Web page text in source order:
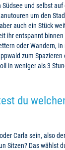
und selbst auf
um den
auch ein Stück
ihr entspannt binnen
oder Wandern,
zum
in weniger als 3
du
Carla sein, also
Sitzen? Das wählst